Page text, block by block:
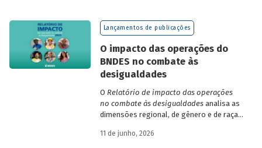
Lançamentos de publicações
O impacto das operações do
BNDES no combate às
desigualdades
O Relatório de impacto das operações
no combate às desigualdadesanalisa as
dimensões regional, de gênero e de raça,
desigualdade de renda no Brasil, no
11 de junho, 2026